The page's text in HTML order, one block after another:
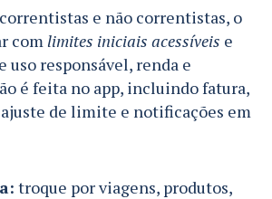
e não correntistas, o
com limites iniciais acessíveis e
responsável, renda e
é feita no app, incluindo fatura,
de limite e notificações em
troque por viagens, produtos,